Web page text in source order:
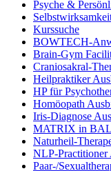
Psyche &
Kurssuche
BOWTECH-
Brain-Gym
Craniosakral-
Heilpraktiker
HP für
Homöopath
Iris-Diagnose
MATRIX in
Naturheil-
NLP-Practitioner
Paar-/